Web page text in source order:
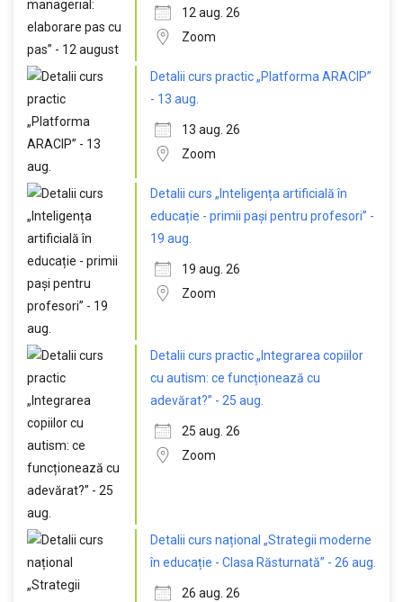
12 aug. 26
Zoom
Detalii curs practic „Platforma ARACIP”
- 13 aug.
13 aug. 26
Zoom
Detalii curs „Inteligența artificială în
educație - primii pași pentru profesori” -
19 aug.
19 aug. 26
Zoom
Detalii curs practic „Integrarea copiilor
cu autism: ce funcționează cu
adevărat?” - 25 aug.
25 aug. 26
Zoom
Detalii curs național „Strategii moderne
în educație - Clasa Răsturnată” - 26 aug.
26 aug. 26